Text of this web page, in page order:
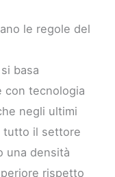
le regole del
si basa
con tecnologia
negli ultimi
tutto il settore
una densità
rispetto